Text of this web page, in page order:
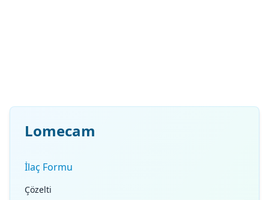
Lomecam
İlaç Formu
Çözelti